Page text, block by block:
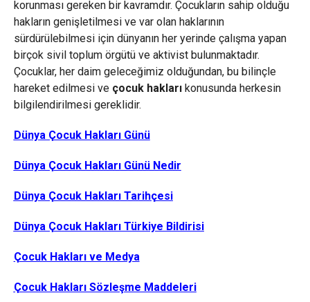
korunması gereken bir kavramdır. Çocukların sahip olduğu
hakların genişletilmesi ve var olan haklarının
sürdürülebilmesi için dünyanın her yerinde çalışma yapan
birçok sivil toplum örgütü ve aktivist bulunmaktadır.
Çocuklar, her daim geleceğimiz olduğundan, bu bilinçle
hareket edilmesi ve çocuk haklarıkonusunda herkesin
bilgilendirilmesi gereklidir.
Dünya Çocuk Hakları Günü
Dünya Çocuk Hakları Günü Nedir
Dünya Çocuk Hakları Tarihçesi
Dünya Çocuk Hakları Türkiye Bildirisi
Çocuk Hakları ve Medya
Çocuk Hakları Sözleşme Maddeleri